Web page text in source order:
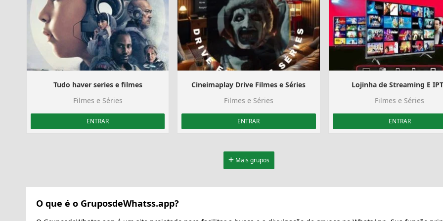
Tudo haver series e filmes
Filmes e Séries
ENTRAR
Cineimaplay Drive Filmes e Séries
Filmes e Séries
ENTRAR
Lojinha de Streaming E
Filmes e Séries
ENTRAR
Mais grupos
O que é o GruposdeWhatss.app?